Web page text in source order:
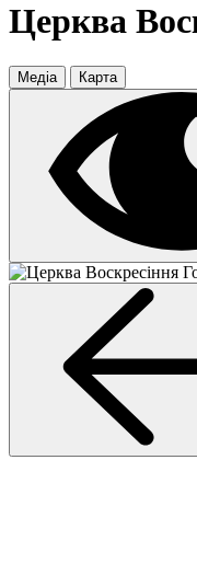
Церква
Медіа Карта